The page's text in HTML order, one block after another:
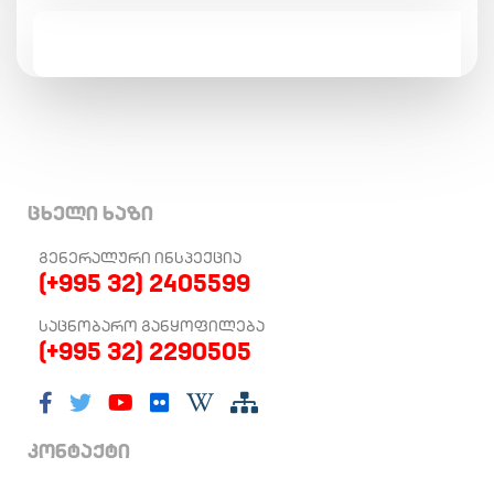
ცხელი ხაზი
ᲒᲔᲜᲔᲠᲐᲚᲣᲠᲘ ᲘᲜᲡᲞᲔᲥᲪᲘᲐ
(+995 32) 2405599
ᲡᲐᲪᲜᲝᲑᲐᲠᲝ ᲒᲐᲜᲧᲝᲤᲘᲚᲔᲑᲐ
(+995 32) 2290505
კონტაქტი